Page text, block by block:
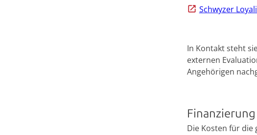
Schwyzer
In Kontakt steht
externen
Angehörigen
Finanzierung
Die Kosten für die